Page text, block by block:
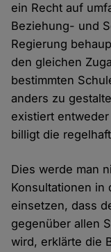
ein Recht auf
Beziehung- und
Regierung
den gleichen
bestimmten
anders zu
existiert
billigt die
Dies werde man
Konsultationen in
einsetzen, dass
gegenüber allen
wird, erklärte die